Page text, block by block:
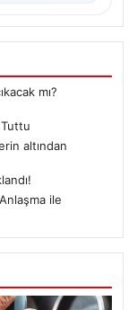
mı?
Tuttu
altından
ile